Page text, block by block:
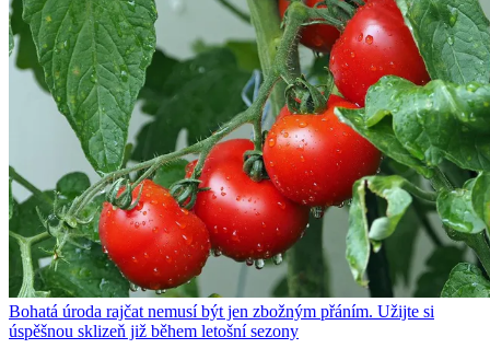
Bohatá úroda rajčat nemusí být jen zbožným přáním. Užijte si
úspěšnou sklizeň již během letošní sezony